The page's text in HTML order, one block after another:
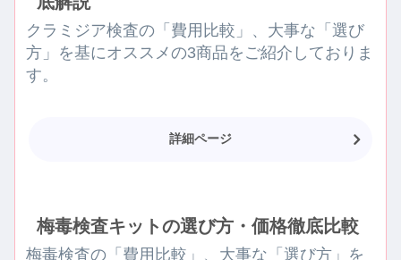
クラミジア検査の「費用比較」、大事な「選び
方」を基にオススメの3商品をご紹介しておりま
す。
詳細ページ
梅毒検査キットの選び方・価格徹底比較
梅毒検査の「費用比較」、大事な「選び方」を